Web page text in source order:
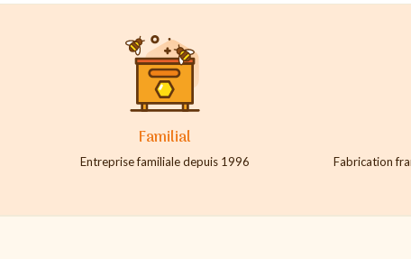
Familial
Entreprise familiale depuis 1996
Fabrication